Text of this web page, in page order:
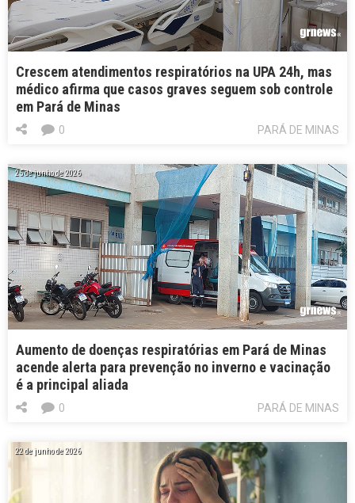
Crescem atendimentos respiratórios na UPA 24h, mas
médico afirma que casos graves seguem sob controle
em Pará de Minas
PARÁ DE MINAS
0
25 de junho de 2026
Aumento de doenças respiratórias em Pará de Minas
acende alerta para prevenção no inverno e vacinação
é a principal aliada
PARÁ DE MINAS
0
22 de junho de 2026